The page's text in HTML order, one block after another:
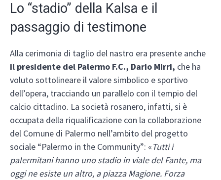
Lo “stadio” della Kalsa e il
passaggio di testimone
Alla cerimonia di taglio del nastro era presente anche
il presidente del Palermo F.C., Dario Mirri, che ha
voluto sottolineare il valore simbolico e sportivo
dell’opera, tracciando un parallelo con il tempio del
calcio cittadino. La società rosanero, infatti, si è
occupata della riqualificazione con la collaborazione
del Comune di Palermo nell’ambito del progetto
sociale “Palermo in the Community”: «Tutti i
palermitani hanno uno stadio in viale del Fante, ma
oggi ne esiste un altro, a piazza Magione. Forza